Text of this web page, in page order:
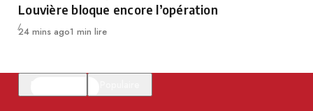
Louvière bloque encore l’opération
Publié
24 mins ago1 min lire